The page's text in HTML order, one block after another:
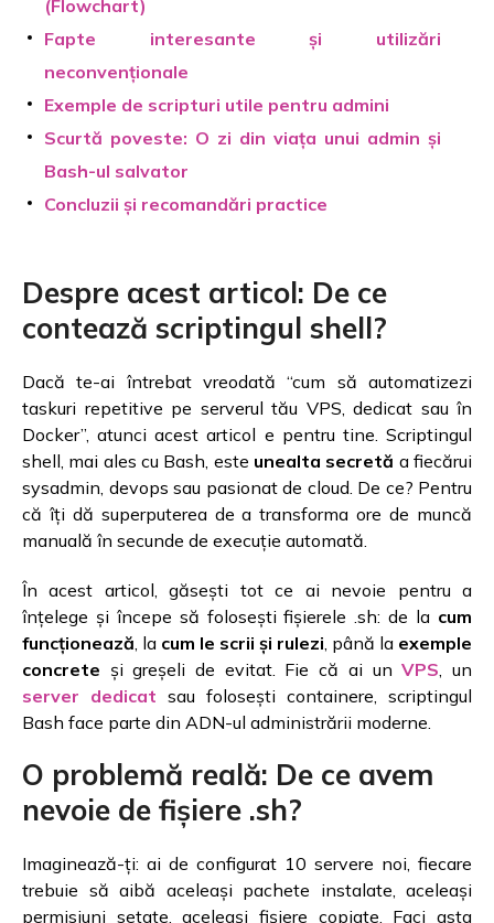
(Flowchart)
Fapte interesante și utilizări
neconvenționale
Exemple de scripturi utile pentru admini
Scurtă poveste: O zi din viața unui admin și
Bash-ul salvator
Concluzii și recomandări practice
Despre acest articol: De ce
contează scriptingul shell?
Dacă te-ai întrebat vreodată “cum să automatizezi
taskuri repetitive pe serverul tău VPS, dedicat sau în
Docker”, atunci acest articol e pentru tine. Scriptingul
shell, mai ales cu Bash, este unealta secretă a fiecărui
sysadmin, devops sau pasionat de cloud. De ce? Pentru
că îți dă superputerea de a transforma ore de muncă
manuală în secunde de execuție automată.
În acest articol, găsești tot ce ai nevoie pentru a
înțelege și începe să folosești fișierele .sh: de la cum
funcționează , la cum le scrii și rulezi , până la exemple
concrete și greșeli de evitat. Fie că ai unVPS , un
server dedicat sau folosești containere, scriptingul
Bash face parte din ADN-ul administrării moderne.
O problemă reală: De ce avem
nevoie de fișiere .sh?
Imaginează-ți: ai de configurat 10 servere noi, fiecare
trebuie să aibă aceleași pachete instalate, aceleași
permisiuni setate, aceleași fișiere copiate. Faci asta